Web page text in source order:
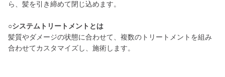
ら、髪を引き締めて閉じ込めます。
○システムトリートメントとは
髪質やダメージの状態に合わせて、複数のトリートメントを組み
合わせてカスタマイズし、施術します。